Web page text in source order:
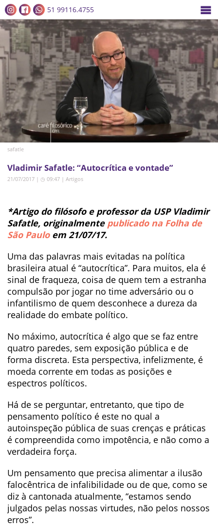
51 99116.4755
safatle
Vladimir Safatle: “Autocrítica e vontade”
21/07/2017 | ◷ 09:47 | Artigos
*Artigo do filósofo e professor da USP Vladimir
Safatle, originalmente publicado na Folha de
São Pauloem 21/07/17.
Uma das palavras mais evitadas na política
brasileira atual é “autocrítica”. Para muitos, ela é
sinal de fraqueza, coisa de quem tem a estranha
compulsão por jogar no time adversário ou o
infantilismo de quem desconhece a dureza da
realidade do embate político.
No máximo, autocrítica é algo que se faz entre
quatro paredes, sem exposição pública e de
forma discreta. Esta perspectiva, infelizmente, é
moeda corrente em todas as posições e
espectros políticos.
Há de se perguntar, entretanto, que tipo de
pensamento político é este no qual a
autoinspeção pública de suas crenças e práticas
é compreendida como impotência, e não como a
verdadeira força.
Um pensamento que precisa alimentar a ilusão
falocêntrica de infalibilidade ou de que, como se
diz à cantonada atualmente, “estamos sendo
julgados pelas nossas virtudes, não pelos nossos
erros”.